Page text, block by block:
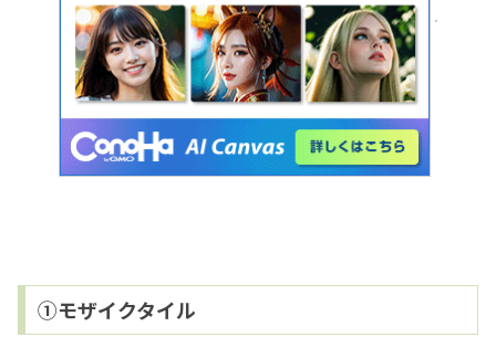
①モザイクタイル